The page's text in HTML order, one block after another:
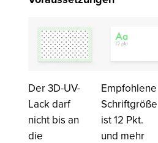
Der 3D-UV-
Lack darf
nicht bis an
die
Empfohlene
Schriftgröße
ist 12 Pkt.
und mehr